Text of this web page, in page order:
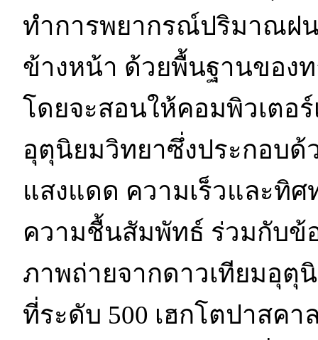
ทำการพยากรณ์ปริมาณฝน
ข้างหน้า ด้วยพื้นฐานของ
โดยจะสอนให้คอมพิวเตอ
อุตุนิยมวิทยาซึ่งประกอบ
แสงแดด ความเร็วและทิ
ความชื้นสัมพัทธ์ ร่วมกับข้
ภาพถ่ายจากดาวเทียมอุตุ
ที่ระดับ 500 เฮกโตปาสค